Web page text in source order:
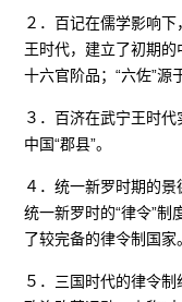
２．百记在儒学影响
王时代，建立了初期的
十六官阶品；“六佐”源
３．百济在武宁王时代
中国“郡县”。
４．统一新罗时期的景
统一新罗时的“律令”
了较完备的律令制国家
５．三国时代的律令